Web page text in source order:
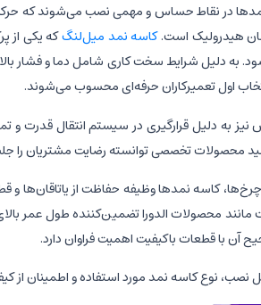
در نقاط حساس و مهمی نصب می‌شوند که
هیدرولیک است.کاسه نمد میل‌لنگکه یکی از
به دلیل شرایط سخت کاری شامل دما و فشار بالا،
اول تعمیرکاران حرفه‌ای محسوب می‌شوند.
به دلیل قرارگیری در سیستم انتقال قدرت و
محصولات تخصصی توانسته رضایت مشتریان را
کاسه نمدها وظیفه حفاظت از یاتاقان‌ها و
مانند محصولات الدورا تضمین‌کننده طول عمر
آن با قطعات باکیفیت اهمیت فراوان دارد.
نوع کاسه نمد مورد استفاده و اطمینان از